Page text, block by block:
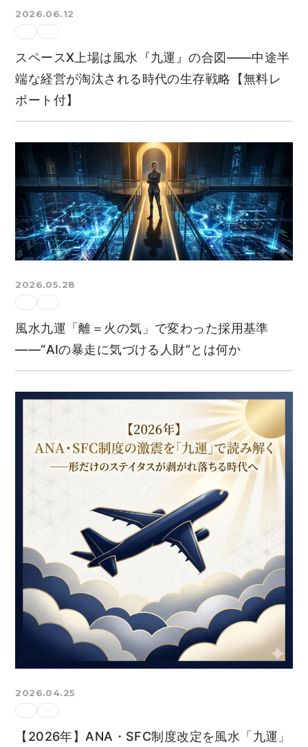
2026.06.12
スペースX上場は風水『九運』の合図——中途半
端な経営が淘汰される時代の生存戦略【無料レ
ポート付】
2026.05.28
風水九運「離＝火の気」で変わった採用基準
——“AIの暴走に気づける人財”とは何か
2026.04.25
【2026年】ANA・SFC制度改定を風水「九運」